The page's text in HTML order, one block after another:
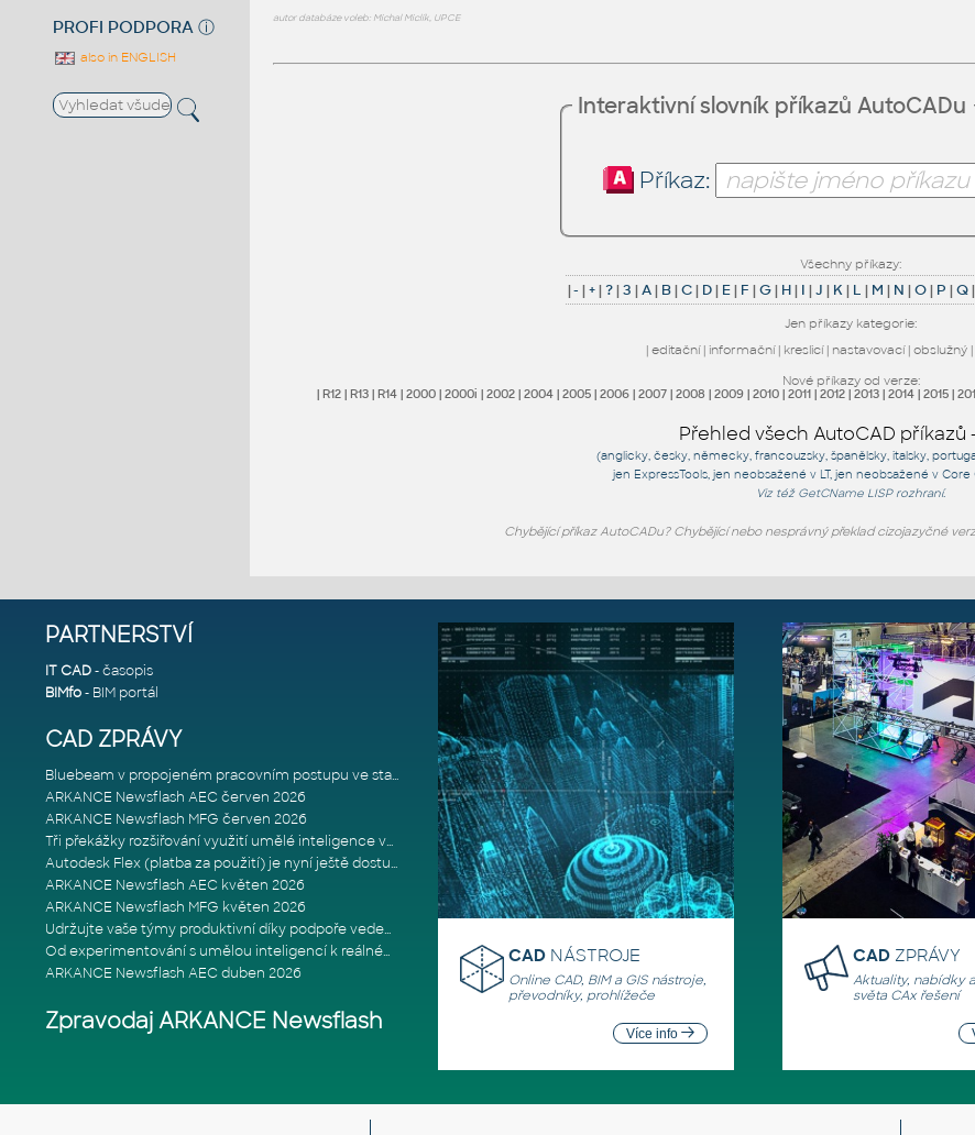
PROFI PODPORA ⓘ
also in ENGLISH
autor databáze voleb: Michal Miclík, UPCE
Interaktivní slovník příkazů AutoCADu
Příkaz:
Všechny příkazy:
|- |+|?|3 |A| B|C| D| E| F |G| H| I |J | K| L | M | N |O| P |Q|
Jen příkazy kategorie:
| editační| informační| kreslicí| nastavovací| obslužný|
Nové příkazy od verze:
| R12| R13| R14| 2000| 2000i | 2002| 2004| 2005| 2006| 2007| 2008 | 2009| 2010| 2011| 2012| 2013| 2014| 2015|
Přehled všech AutoCAD příkazů -
(anglicky, česky, německy, francouzsky, španělsky, italsky,
jen ExpressTools, jenneobsažené v LT, jenneobsažené v Core
Viz též GetCName LISP rozhraní.
Chybějící příkaz AutoCADu? Chybějící nebo nesprávný překlad cizojazyčné
PARTNERSTVÍ
IT CAD- časopis
BIMfo- BIM portál
CAD ZPRÁVY
Bluebeam v propojeném pracovním postupu ve stavebnictví: Proč je int
ARKANCE Newsflash AEC červen 2026
ARKANCE Newsflash MFG červen 2026
Tři překážky rozšiřování využití umělé inteligence ve stavebním prům
Autodesk Flex (platba za použití) je nyní ještě dostupnější
ARKANCE Newsflash AEC květen 2026
ARKANCE Newsflash MFG květen 2026
Udržujte vaše týmy produktivní díky podpoře vedené odborníky
Od experimentování s umělou inteligencí k reálnému dopadu na podniká
ARKANCE Newsflash AEC duben 2026
Zpravodaj ARKANCE Newsflash
CAD NÁSTROJE
Online CAD, BIM a GIS nástroje,
převodníky, prohlížeče
Více info
CAD ZPRÁVY
Aktuality, nabídky
světa CAx řešení